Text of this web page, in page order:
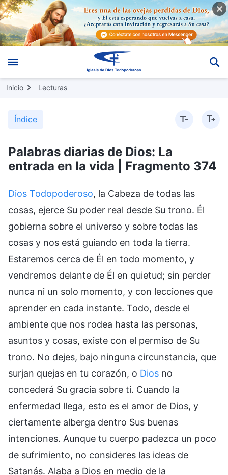
Inicio Lecturas
Índice
Palabras diarias de Dios: La
entrada en la vida | Fragmento 374
Dios Todopoderoso, la Cabeza de todas las
cosas, ejerce Su poder real desde Su trono. Él
gobierna sobre el universo y sobre todas las
cosas y nos está guiando en toda la tierra.
Estaremos cerca de Él en todo momento, y
vendremos delante de Él en quietud; sin perder
nunca ni un solo momento, y con lecciones que
aprender en cada instante. Todo, desde el
ambiente que nos rodea hasta las personas,
asuntos y cosas, existe con el permiso de Su
trono. No dejes, bajo ninguna circunstancia, que
surjan quejas en tu corazón, o Dios no
concederá Su gracia sobre ti. Cuando la
enfermedad llega, esto es el amor de Dios, y
ciertamente alberga dentro Sus buenas
intenciones. Aunque tu cuerpo padezca un poco
de sufrimiento, no consideres las ideas de
Satanás. Alaba a Dios en medio de la